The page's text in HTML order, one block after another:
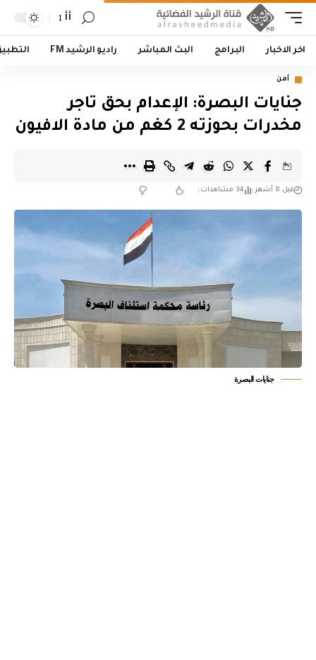
أأ
اخر الاخبار البرامج البث المباشر راديو الرشيد FM
أمن
جنايات البصرة: الإعدام بحق تاجر
مخدرات بحوزته 2 كغم من مادة الافيون
قبل 8 أشهر 34 مشاهدات
جنايات البصرة